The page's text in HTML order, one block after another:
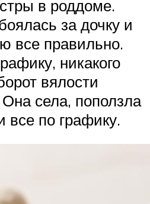
в роддоме.
за дочку и
все правильно.
никакого
вялости
села, поползла
все по графику.